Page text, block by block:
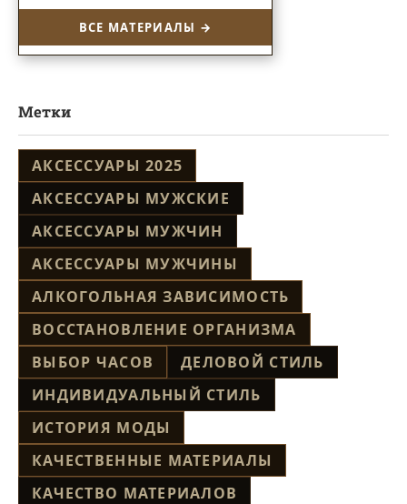
ВСЕ МАТЕРИАЛЫ →
Метки
АКСЕССУАРЫ 2025
АКСЕССУАРЫ МУЖСКИЕ
АКСЕССУАРЫ МУЖЧИН
АКСЕССУАРЫ МУЖЧИНЫ
АЛКОГОЛЬНАЯ ЗАВИСИМОСТЬ
ВОССТАНОВЛЕНИЕ ОРГАНИЗМА
ВЫБОР ЧАСОВ
ДЕЛОВОЙ СТИЛЬ
ИНДИВИДУАЛЬНЫЙ СТИЛЬ
ИСТОРИЯ МОДЫ
КАЧЕСТВЕННЫЕ МАТЕРИАЛЫ
КАЧЕСТВО МАТЕРИАЛОВ